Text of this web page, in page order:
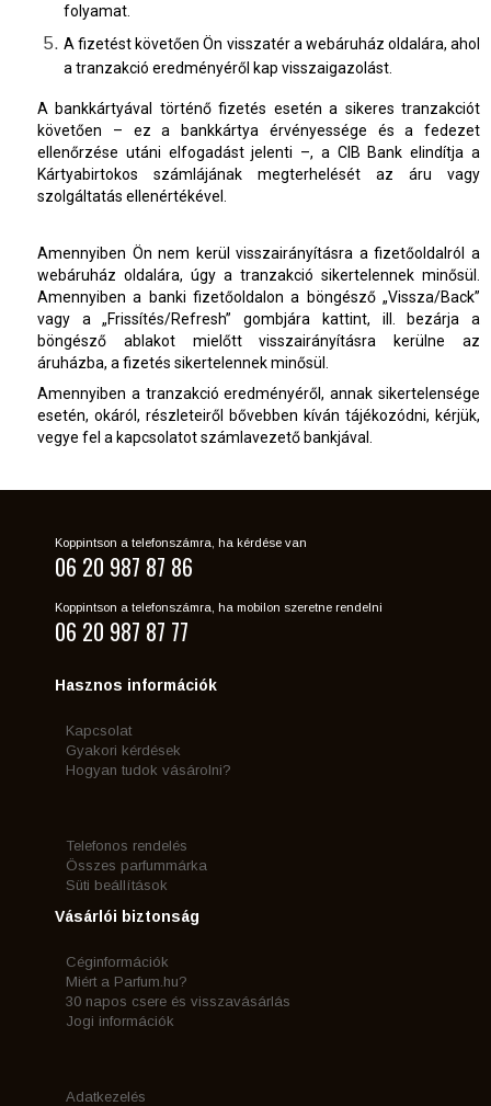
folyamat.
A fizetést követően Ön visszatér a webáruház oldalára, ahol
a tranzakció eredményéről kap visszaigazolást.
A bankkártyával történő fizetés esetén a sikeres tranzakciót
követően – ez a bankkártya érvényessége és a fedezet
ellenőrzése utáni elfogadást jelenti –, a CIB Bank elindítja a
Kártyabirtokos számlájának megterhelését az áru vagy
szolgáltatás ellenértékével.
Amennyiben Ön nem kerül visszairányításra a fizetőoldalról a
webáruház oldalára, úgy a tranzakció sikertelennek minősül.
Amennyiben a banki fizetőoldalon a böngésző „Vissza/Back”
vagy a „Frissítés/Refresh” gombjára kattint, ill. bezárja a
böngésző ablakot mielőtt visszairányításra kerülne az
áruházba, a fizetés sikertelennek minősül.
Amennyiben a tranzakció eredményéről, annak sikertelensége
esetén, okáról, részleteiről bővebben kíván tájékozódni, kérjük,
vegye fel a kapcsolatot számlavezető bankjával.
Koppintson a telefonszámra, ha kérdése van
06 20 987 87 86
Koppintson a telefonszámra, ha mobilon szeretne rendelni
06 20 987 87 77
Hasznos információk
Kapcsolat
Gyakori kérdések
Hogyan tudok vásárolni?
Telefonos rendelés
Összes parfummárka
Süti beállítások
Vásárlói biztonság
Céginformációk
Miért a Parfum.hu?
30 napos csere és visszavásárlás
Jogi információk
Adatkezelés